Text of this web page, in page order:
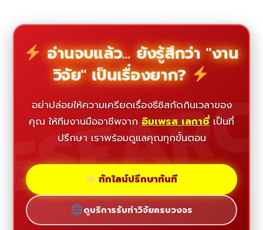
อ่านจบแล้ว... ยังรู้สึกว่า "งาน
วิจัย" เป็นเรื่องยาก?
อย่าปล่อยให้ความเครียดเรื่องธีซิสกัดกินเวลาของ
คุณ ให้ทีมงานมืออาชีพจาก อิมเพรส เลกาซี่ เป็นที่
ปรึกษา เราพร้อมดูแลคุณทุกขั้นตอน
ทักไลน์ปรึกษาทันที
ดูบริการรับทำวิจัยครบวงจร